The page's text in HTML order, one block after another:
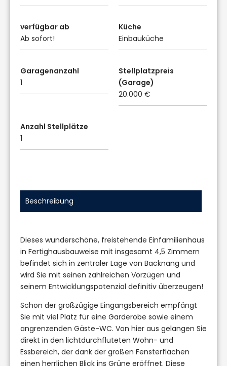
verfügbar ab
Ab sofort!
Küche
Einbauküche
Garagenanzahl
1
Stellplatzpreis
(Garage)
20.000 €
Anzahl Stellplätze
1
Beschreibung
Dieses wunderschöne, freistehende Einfamilienhaus
in Fertighausbauweise mit insgesamt 4,5 Zimmern
befindet sich in zentraler Lage von Backnang und
wird Sie mit seinen zahlreichen Vorzügen und
seinem Entwicklungspotenzial definitiv überzeugen!
Schon der großzügige Eingangsbereich empfängt
Sie mit viel Platz für eine Garderobe sowie einem
angrenzenden Gäste-WC. Von hier aus gelangen Sie
direkt in den lichtdurchfluteten Wohn- und
Essbereich, der dank der großen Fensterflächen
einen herrlichen Blick ins Grüne eröffnet. Diese